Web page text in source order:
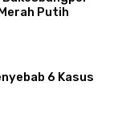
Putih
6 Kasus